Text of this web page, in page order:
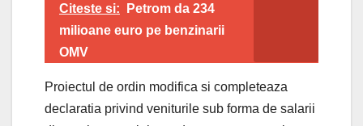
Citeste si:
Petrom da 234
milioane euro pe benzinarii
OMV
Proiectul de ordin modifica si completeaza
declaratia privind veniturile sub forma de salarii